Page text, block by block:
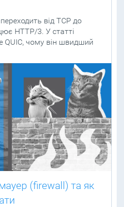
від TCP до
HTTP/3. У статті
QUIC, чому він швидший
(firewall) та як